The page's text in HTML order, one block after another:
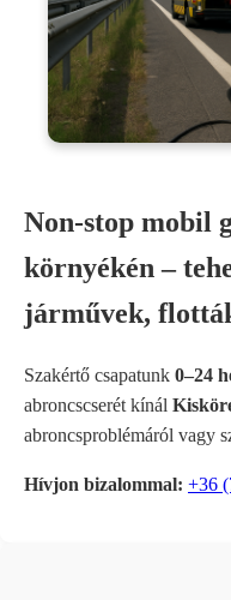
Non-stop mobil
környékén –
járművek,
Szakértő csapatunk 0–24
abroncscserét kínál
abroncsproblémáról vagy
Hívjon bizalommal: +36